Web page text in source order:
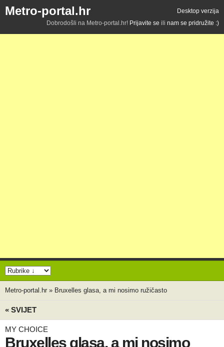
Metro-portal.hr
Desktop verzija
Dobrodošli na Metro-portal.hr! Prijavite se ili nam se pridružite :)
Metro-portal.hr » Bruxelles glasa, a mi nosimo ružičasto
« SVIJET
MY CHOICE
Bruxelles glasa, a mi nosimo